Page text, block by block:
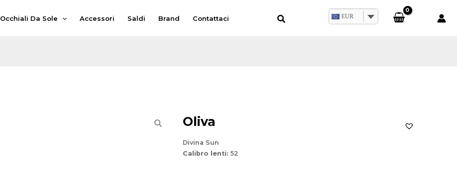
Occhiali Da Sole Accessori Saldi Brand Contattaci EUR
Oliva
Divina Sun
Calibro lenti: 52